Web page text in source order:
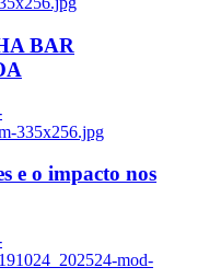
BAR
335x256.jpg
e o impacto nos
mod-